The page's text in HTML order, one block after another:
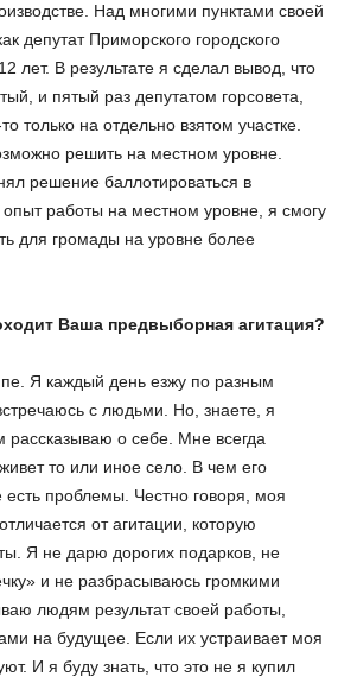
Над многими пунктами своей
депутат Приморского городского
лет. В результате я сделал вывод, что
и пятый раз депутатом горсовета,
только на отдельно взятом участке.
решить на местном уровне.
решение баллотироваться в
работы на местном уровне, я смогу
для громады на уровне более
Ваша предвыборная агитация?
Я каждый день езжу по разным
с людьми. Но, знаете, я
о себе. Мне всегда
то или иное село. В чем его
есть проблемы. Честно говоря, моя
от агитации, которую
Я не дарю дорогих подарков, не
и не разбрасываюсь громкими
людям результат своей работы,
на будущее. Если их устраивает моя
И я буду знать, что это не я купил